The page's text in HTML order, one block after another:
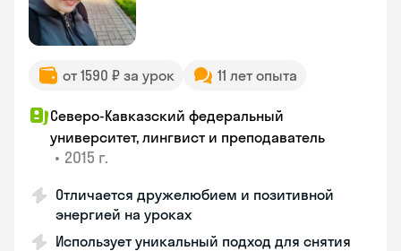
от 1590 ₽ за урок 11 лет опыта
Северо-Кавказский федеральный
университет, лингвист и преподаватель
• 2015 г.
Отличается дружелюбием и позитивной
энергией на уроках
Использует уникальный подход для снятия